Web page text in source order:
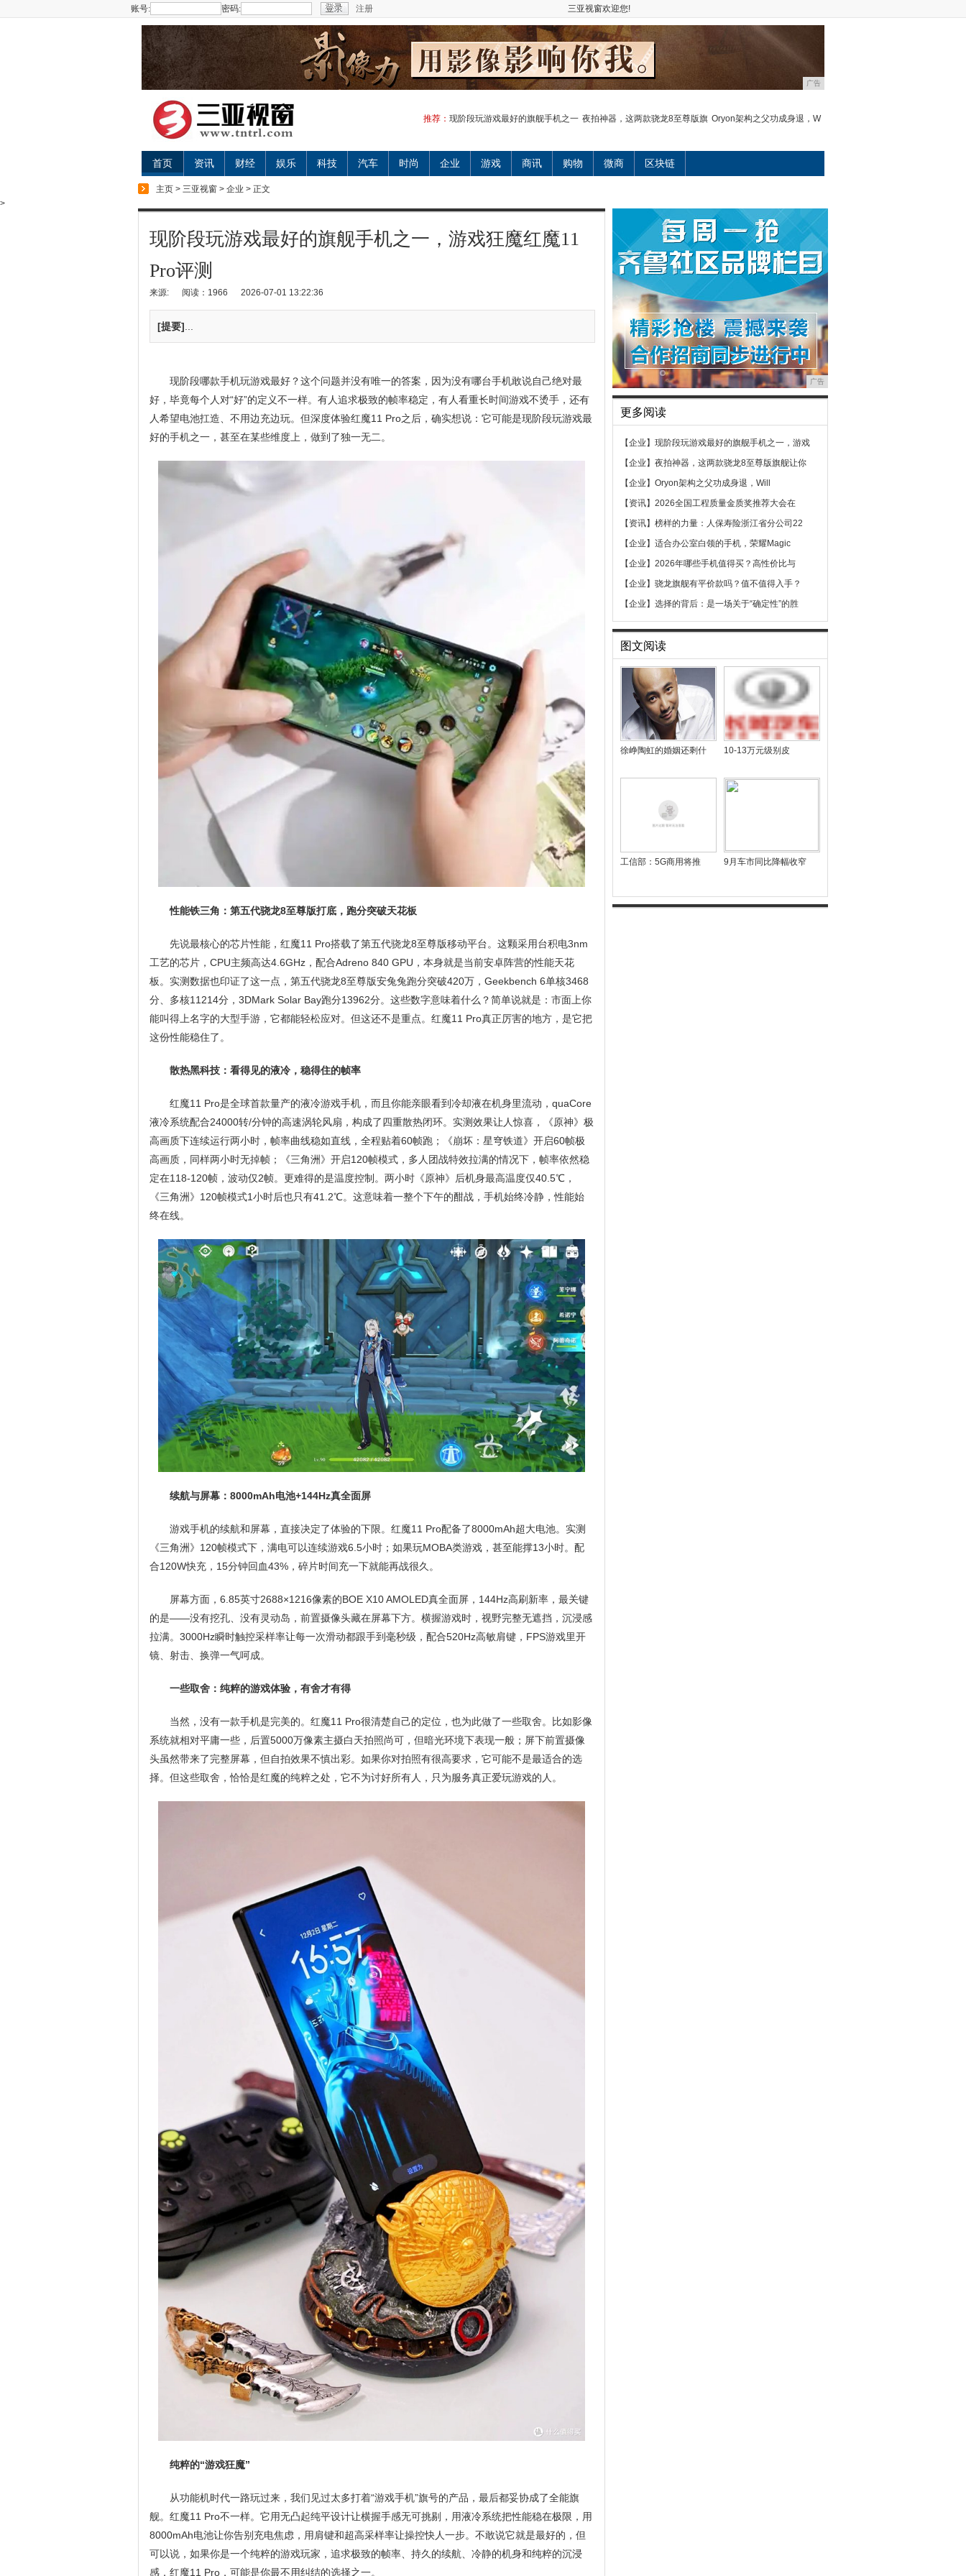
账号: 密码: 注册 三亚视窗欢迎您!
广告
推荐： 现阶段玩游戏最好的旗舰手机之一 夜拍神器，这两款骁龙8至尊版旗 Oryon架构之父功成身退，W
首页 资讯 财经 娱乐 科技 汽车 时尚 企业 游戏 商讯 购物 微商 区块链
主页 > 三亚视窗 > 企业 > 正文
>
现阶段玩游戏最好的旗舰手机之一，游戏狂魔红魔11
Pro评测
来源: 阅读：1966 2026-07-01 13:22:36
[提要]
现阶段哪款手机玩游戏最好？这个问题并没有唯一的答案，因为没有哪台手机敢说自己绝对最
好，毕竟每个人对“好”的定义不一样。有人追求极致的帧率稳定，有人看重长时间游戏不烫手，还有
人希望电池扛造、不用边充边玩。但深度体验红魔11 Pro之后，确实想说：它可能是现阶段玩游戏最
好的手机之一，甚至在某些维度上，做到了独一无二。
性能铁三角：第五代骁龙8至尊版打底，跑分突破天花板
先说最核心的芯片性能，红魔11 Pro搭载了第五代骁龙8至尊版移动平台。这颗采用台积电3nm
工艺的芯片，CPU主频高达4.6GHz，配合Adreno 840 GPU，本身就是当前安卓阵营的性能天花
板。实测数据也印证了这一点，第五代骁龙8至尊版安兔兔跑分突破420万，Geekbench 6单核3468
分、多核11214分，3DMark Solar Bay跑分13962分。这些数字意味着什么？简单说就是：市面上你
能叫得上名字的大型手游，它都能轻松应对。但这还不是重点。红魔11 Pro真正厉害的地方，是它把
这份性能稳住了。
散热黑科技：看得见的液冷，稳得住的帧率
红魔11 Pro是全球首款量产的液冷游戏手机，而且你能亲眼看到冷却液在机身里流动，quaCore
液冷系统配合24000转/分钟的高速涡轮风扇，构成了四重散热闭环。实测效果让人惊喜，《原神》极
高画质下连续运行两小时，帧率曲线稳如直线，全程贴着60帧跑；《崩坏：星穹铁道》开启60帧极
高画质，同样两小时无掉帧；《三角洲》开启120帧模式，多人团战特效拉满的情况下，帧率依然稳
定在118-120帧，波动仅2帧。更难得的是温度控制。两小时《原神》后机身最高温度仅40.5℃，
《三角洲》120帧模式1小时后也只有41.2℃。这意味着一整个下午的酣战，手机始终冷静，性能始
终在线。
续航与屏幕：8000mAh电池+144Hz真全面屏
游戏手机的续航和屏幕，直接决定了体验的下限。红魔11 Pro配备了8000mAh超大电池。实测
《三角洲》120帧模式下，满电可以连续游戏6.5小时；如果玩MOBA类游戏，甚至能撑13小时。配
合120W快充，15分钟回血43%，碎片时间充一下就能再战很久。
屏幕方面，6.85英寸2688×1216像素的BOE X10 AMOLED真全面屏，144Hz高刷新率，最关键
的是——没有挖孔、没有灵动岛，前置摄像头藏在屏幕下方。横握游戏时，视野完整无遮挡，沉浸感
拉满。3000Hz瞬时触控采样率让每一次滑动都跟手到毫秒级，配合520Hz高敏肩键，FPS游戏里开
镜、射击、换弹一气呵成。
一些取舍：纯粹的游戏体验，有舍才有得
当然，没有一款手机是完美的。红魔11 Pro很清楚自己的定位，也为此做了一些取舍。比如影像
系统就相对平庸一些，后置5000万像素主摄白天拍照尚可，但暗光环境下表现一般；屏下前置摄像
头虽然带来了完整屏幕，但自拍效果不慎出彩。如果你对拍照有很高要求，它可能不是最适合的选
择。但这些取舍，恰恰是红魔的纯粹之处，它不为讨好所有人，只为服务真正爱玩游戏的人。
纯粹的“游戏狂魔”
从功能机时代一路玩过来，我们见过太多打着“游戏手机”旗号的产品，最后都妥协成了全能旗
舰。红魔11 Pro不一样。它用无凸起纯平设计让横握手感无可挑剔，用液冷系统把性能稳在极限，用
8000mAh电池让你告别充电焦虑，用肩键和超高采样率让操控快人一步。不敢说它就是最好的，但
可以说，如果你是一个纯粹的游戏玩家，追求极致的帧率、持久的续航、冷静的机身和纯粹的沉浸
感，红魔11 Pro，可能是你最不用纠结的选择之一。
广告
更多阅读
【企业】 现阶段玩游戏最好的旗舰手机之一，游戏
【企业】 夜拍神器，这两款骁龙8至尊版旗舰让你
【企业】 Oryon架构之父功成身退，Will
【资讯】 2026全国工程质量金质奖推荐大会在
【资讯】 榜样的力量：人保寿险浙江省分公司22
【企业】 适合办公室白领的手机，荣耀Magic
【企业】 2026年哪些手机值得买？高性价比与
【企业】 骁龙旗舰有平价款吗？值不值得入手？
【企业】 选择的背后：是一场关于“确定性”的胜
图文阅读
徐峥陶虹的婚姻还剩什 10-13万元级别皮
工信部：5G商用将推 9月车市同比降幅收窄